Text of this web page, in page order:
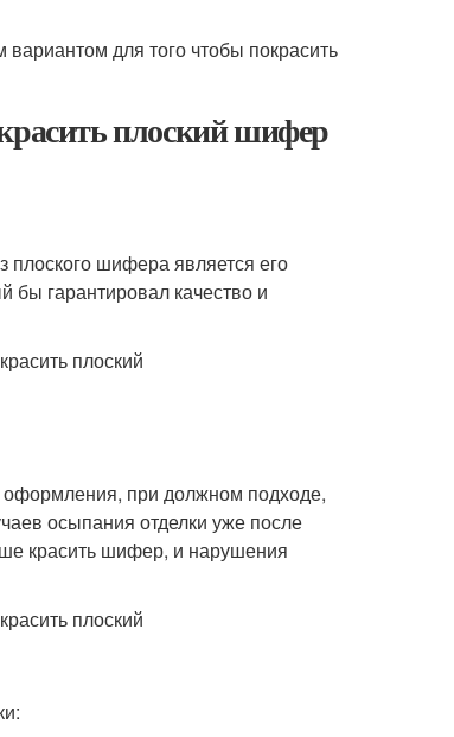
для того чтобы покрасить
плоский шифер
шифера является его
бы гарантировал качество и
при должном подходе,
осыпания отделки уже после
красить шифер, и нарушения